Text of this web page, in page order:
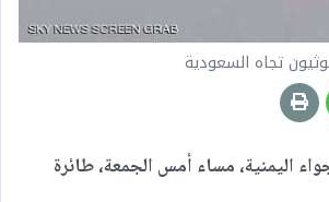
تجاه السعودية
اليمنية، مساء أمس الجمعة، طائرة